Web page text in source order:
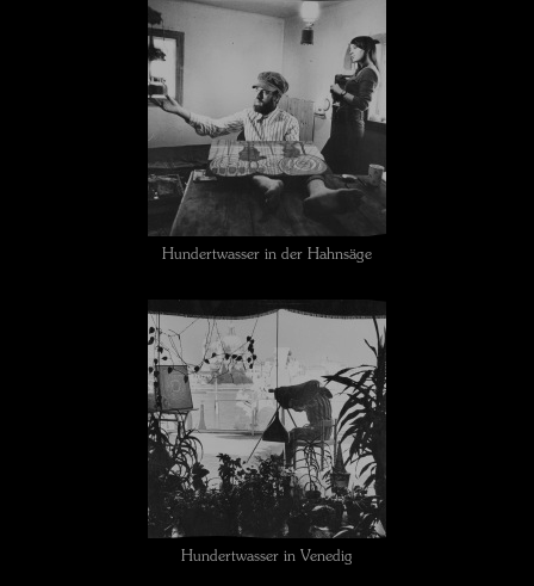
Hundertwasser in der Hahnsäge
Hundertwasser in Venedig